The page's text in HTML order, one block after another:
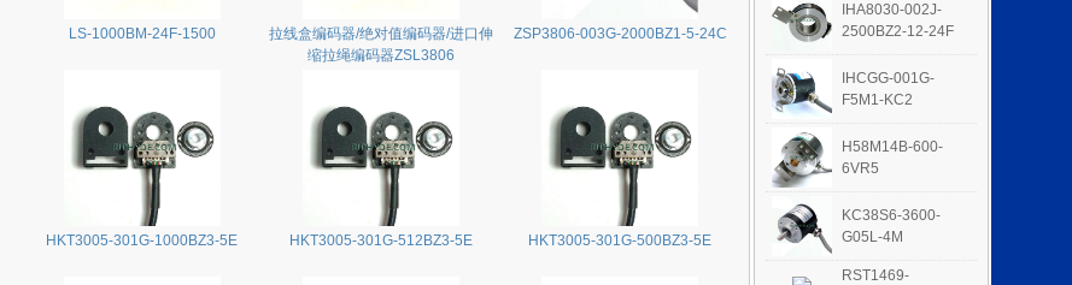
LS-1000BM-24F-1500
拉线盒编码器/绝对值编码器/进口伸
缩拉绳编码器ZSL3806
ZSP3806-003G-2000BZ1-5-24C
HKT3005-301G-1000BZ3-5E HKT3005-301G-512BZ3-5E HKT3005-301G-500BZ3-5E
IHA8030-002J-
2500BZ2-12-24F
IHCGG-001G-
F5M1-KC2
H58M14B-600-
6VR5
KC38S6-3600-
G05L-4M
RST1469-